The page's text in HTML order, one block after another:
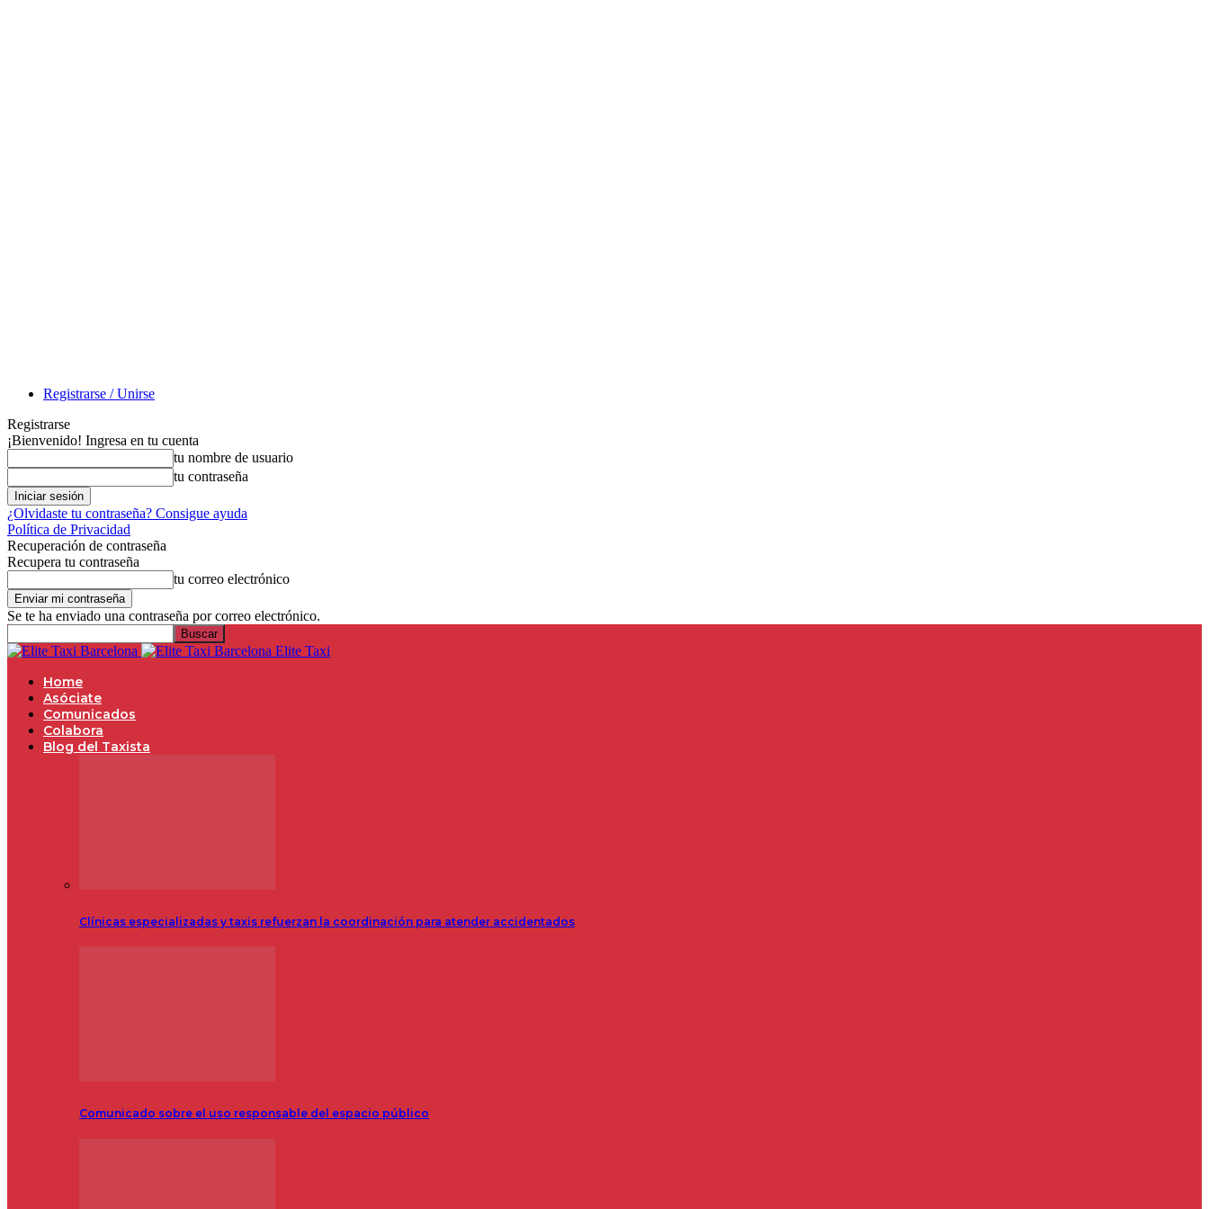
Registrarse / Unirse
Registrarse
¡Bienvenido! Ingresa en tu cuenta
tu nombre de usuario
tu contraseña
¿Olvidaste tu contraseña? Consigue ayuda
Política de Privacidad
Recuperación de contraseña
Recupera tu contraseña
tu correo electrónico
Se te ha enviado una contraseña por correo electrónico.
Elite Taxi
Home
Asóciate
Comunicados
Colabora
Blog del Taxista
Clínicas especializadas y taxis refuerzan la coordinación para atender accidentados
Comunicado sobre el uso responsable del espacio público